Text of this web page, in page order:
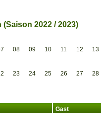
2022 / 2023)
08 09 10 11 12 13
23 24 25 26 27 28
Gast